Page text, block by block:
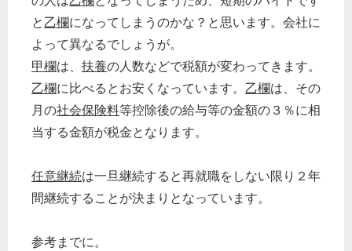
と 乙欄になってしまうのかな？と思います。会社に
よって異なるでしょうが。
甲欄は、 扶養の人数などで税額が変わってきます。
乙欄に比べるとお安くなっています。 乙欄は、その
月の社会保険料等控除後の給与等の金額の３％に相
当する金額が税金となります。
任意継続は一旦継続すると再就職をしない限り２年
間継続することが決まりとなっています。
参考までに。